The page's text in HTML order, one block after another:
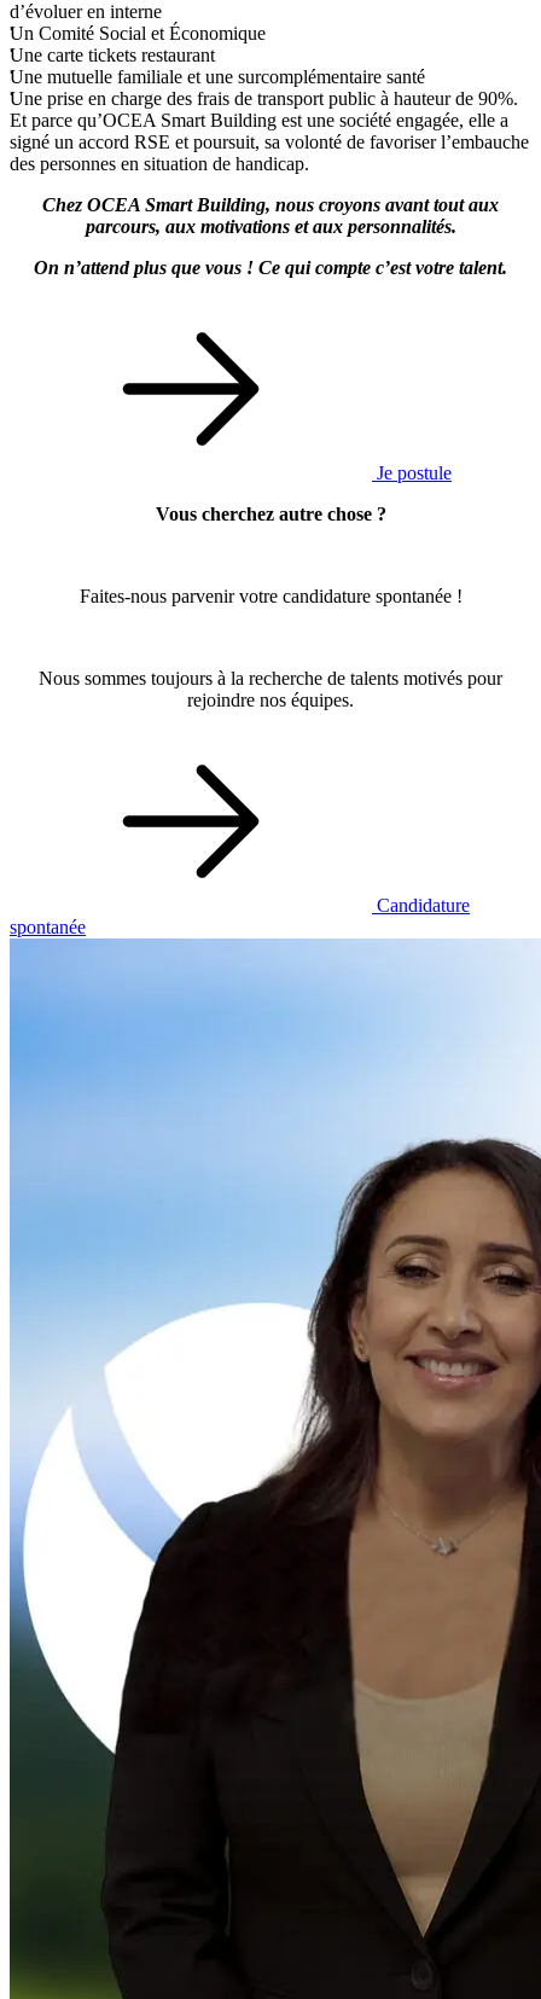
d’évoluer en interne
Un Comité Social et Économique
Une carte tickets restaurant
Une mutuelle familiale et une surcomplémentaire santé
Une prise en charge des frais de transport public à hauteur de 90%.
Et parce qu’OCEA Smart Building est une société engagée, elle a
signé un accord RSE et poursuit, sa volonté de favoriser l’embauche
des personnes en situation de handicap.
Chez OCEA Smart Building, nous croyons avant tout aux
parcours, aux motivations et aux personnalités.
On n’attend plus que vous ! Ce qui compte c’est votre talent.
Je postule
Vous cherchez autre chose ?
Faites-nous parvenir votre candidature spontanée !
Nous sommes toujours à la recherche de talents motivés pour
rejoindre nos équipes.
Candidature
spontanée